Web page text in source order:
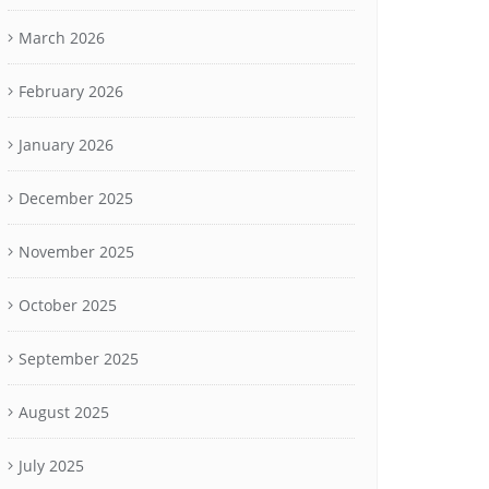
March 2026
February 2026
January 2026
December 2025
November 2025
October 2025
September 2025
August 2025
July 2025